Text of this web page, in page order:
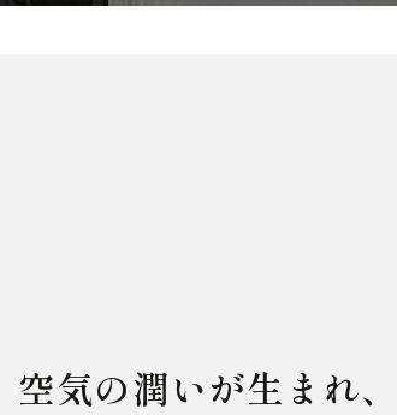
空気の潤いが生まれ